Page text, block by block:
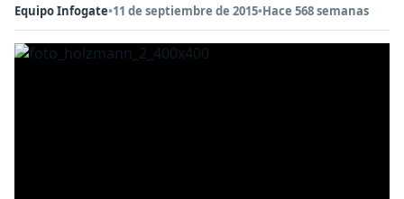
Equipo Infogate•11 de septiembre de 2015•Hace 568 semanas